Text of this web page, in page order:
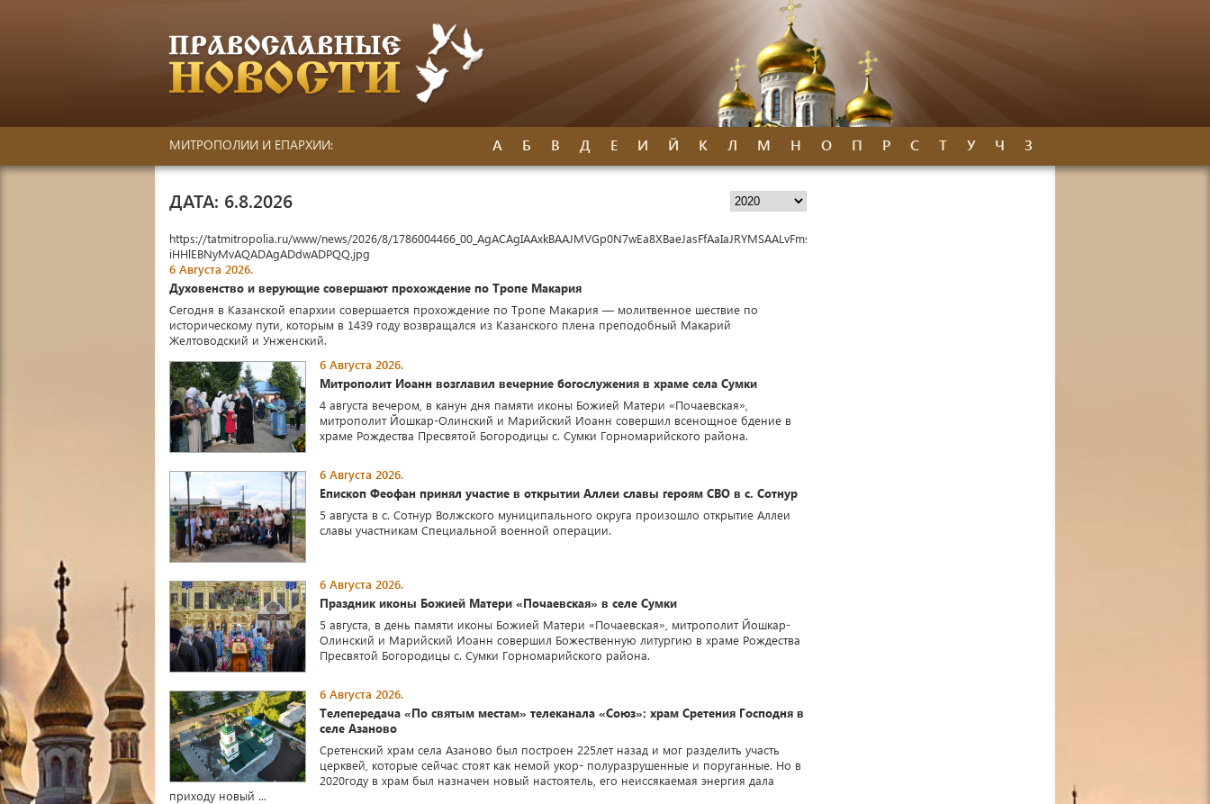
МИТРОПОЛИИ И ЕПАРХИИ: А Б В Д Е И Й К Л М Н О П Р С Т У Ч З
ДАТА: 6.8.2026
https://tatmitropolia.ru/www/news/2026/8/1786004466_00_AgACAgIAAxkBAAJMVGp0N7wEa8XBaeJasFfAaIaJRYMSAALvFmsbf76hS-
iHHlEBNyMvAQADAgADdwADPQQ.jpg
6 Августа 2026.
Духовенство и верующие совершают прохождение по Тропе Макария
Сегодня в Казанской епархии совершается прохождение по Тропе Макария — молитвенное шествие по
историческому пути, которым в 1439 году возвращался из Казанского плена преподобный Макарий
Желтоводский и Унженский.
6 Августа 2026.
Митрополит Иоанн возглавил вечерние богослужения в храме села Сумки
4 августа вечером, в канун дня памяти иконы Божией Матери «Почаевская»,
митрополит Йошкар-Олинский и Марийский Иоанн совершил всенощное бдение в
храме Рождества Пресвятой Богородицы с. Сумки Горномарийского района.
6 Августа 2026.
Епископ Феофан принял участие в открытии Аллеи славы героям СВО в с. Сотнур
5 августа в с. Сотнур Волжского муниципального округа произошло открытие Аллеи
славы участникам Специальной военной операции.
6 Августа 2026.
Праздник иконы Божией Матери «Почаевская» в селе Сумки
5 августа, в день памяти иконы Божией Матери «Почаевская», митрополит Йошкар-
Олинский и Марийский Иоанн совершил Божественную литургию в храме Рождества
Пресвятой Богородицы с. Сумки Горномарийского района.
6 Августа 2026.
Телепередача «По святым местам» телеканала «Союз»: храм Сретения Господня в
селе Азаново
Сретенский храм села Азаново был построен 225лет назад и мог разделить участь
церквей, которые сейчас стоят как немой укор- полуразрушенные и поруганные. Но в
2020году в храм был назначен новый настоятель, его неиссякаемая энергия дала
приходу новый ...